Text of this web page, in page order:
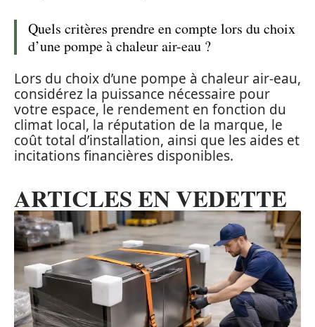
Quels critères prendre en compte lors du choix
d’une pompe à chaleur air-eau ?
Lors du choix d’une pompe à chaleur air-eau,
considérez la puissance nécessaire pour
votre espace, le rendement en fonction du
climat local, la réputation de la marque, le
coût total d’installation, ainsi que les aides et
incitations financières disponibles.
ARTICLES EN VEDETTE